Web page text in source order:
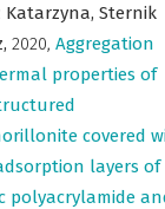
Katarzyna, Sternik
2020, Aggregation
properties of
covered
layers of
polyacrylamide